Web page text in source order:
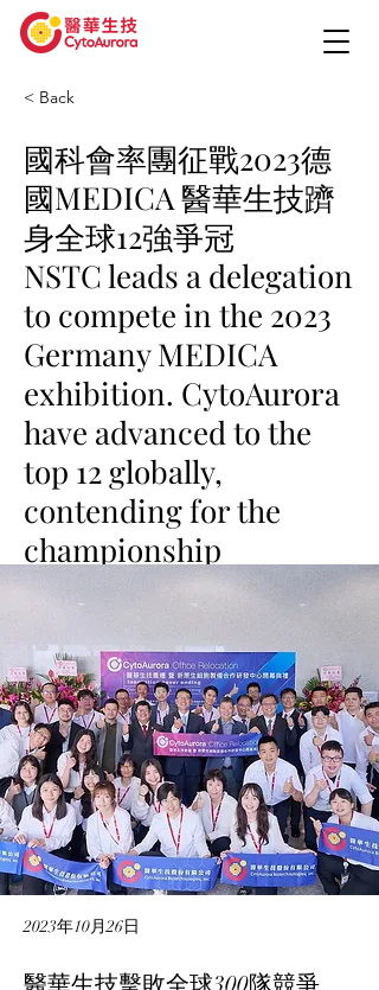
< Back
國科會率團征戰2023德
國MEDICA 醫華生技躋
身全球12強爭冠
NSTC leads a delegation
to compete in the 2023
Germany MEDICA
exhibition. CytoAurora
have advanced to the
top 12 globally,
contending for the
championship
2023年10月26日